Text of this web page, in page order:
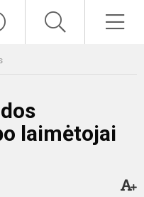
laimėtojai